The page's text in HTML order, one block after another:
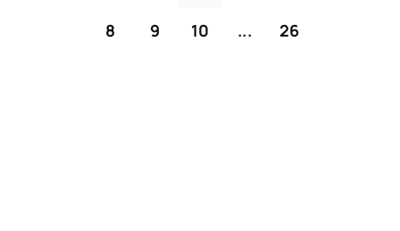
8 9 10 ... 26